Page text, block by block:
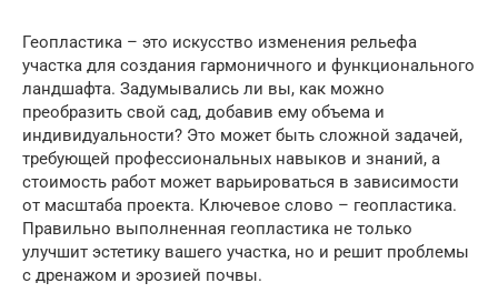
Геопластика – это искусство изменения рельефа
участка для создания гармоничного и функционального
ландшафта. Задумывались ли вы, как можно
преобразить свой сад, добавив ему объема и
индивидуальности? Это может быть сложной задачей,
требующей профессиональных навыков и знаний, а
стоимость работ может варьироваться в зависимости
от масштаба проекта. Ключевое слово – геопластика.
Правильно выполненная геопластика не только
улучшит эстетику вашего участка, но и решит проблемы
с дренажом и эрозией почвы.